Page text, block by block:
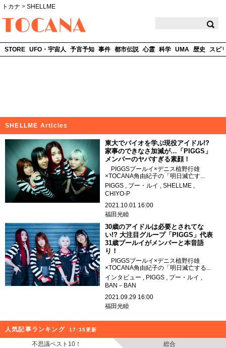
トカナ > SHELLME
STORE UFO・宇宙人 予言予知 事件 都市伝説 心霊 科学 UMA 歴史 スピ
SHELLME Articles
東大でバイオを学ぶ現役アイドル!?
家事のできなさ加減が…「PIGGS」
メンバーのヤバすぎる素顔！
PIGGSプールイ×デニス植野行雄
×TOCANA角由紀子の「明日滅亡す...
PIGGS
プー・ルイ
SHELLME
CHIYO-P
2021.10.01 16:00
福田光睦
30歳のアイドルは必要とされてな
い!? 大注目グループ「PIGGS」代表
31歳プールイがメンバーと本音語
り！
PIGGSプールイ×デニス植野行雄
×TOCANA角由紀子の「明日滅亡する...
インタビュー
PIGGS
プー・ルイ
BAN－BAN
2021.09.29 16:00
福田光睦
人気記事ランキング 17:35更新
不思議ベスト10！ 総合